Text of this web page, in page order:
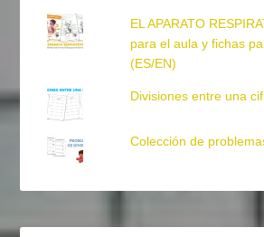
EL APARATO
para el aula y fichas
(ES/EN)
Divisiones entre una
Colección de